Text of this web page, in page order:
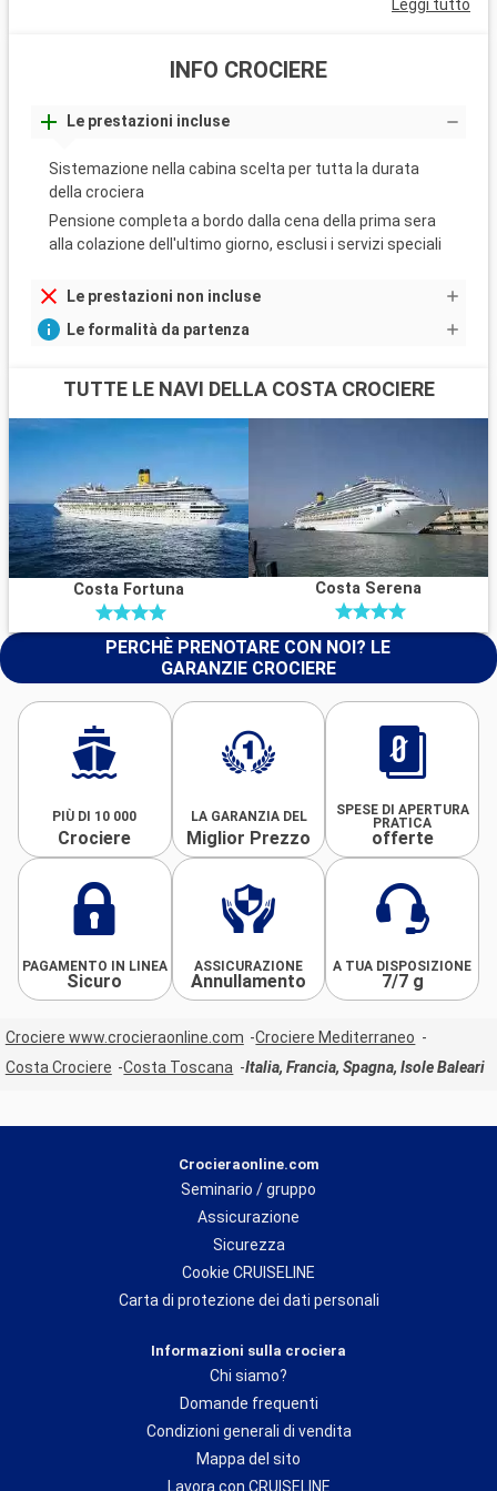
Leggi tutto
INFO CROCIERE
Le prestazioni incluse
Sistemazione nella cabina scelta per tutta la durata
della crociera
Pensione completa a bordo dalla cena della prima sera
alla colazione dell'ultimo giorno, esclusi i servizi speciali
Le prestazioni non incluse
Le formalità da partenza
TUTTE LE NAVI DELLA COSTA CROCIERE
Costa Fortuna Costa Serena
PERCHÈ PRENOTARE CON NOI? LE
GARANZIE CROCIERE
PIÙ DI 10 000
Crociere
LA GARANZIA DEL
Miglior Prezzo
SPESE DI APERTURA
PRATICA
offerte
PAGAMENTO IN LINEA
Sicuro
ASSICURAZIONE
Annullamento
A TUA DISPOSIZIONE
7/7 g
Crociere www.crocieraonline.com
Crociere Mediterraneo
Costa Crociere
Costa Toscana Italia, Francia, Spagna, Isole Baleari
Crocieraonline.com
Seminario / gruppo
Assicurazione
Sicurezza
Cookie CRUISELINE
Carta di protezione dei dati personali
Informazioni sulla crociera
Chi siamo?
Domande frequenti
Condizioni generali di vendita
Mappa del sito
Lavora con CRUISELINE